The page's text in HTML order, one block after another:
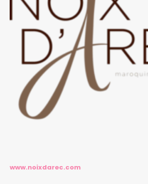
www.noixdarec.com